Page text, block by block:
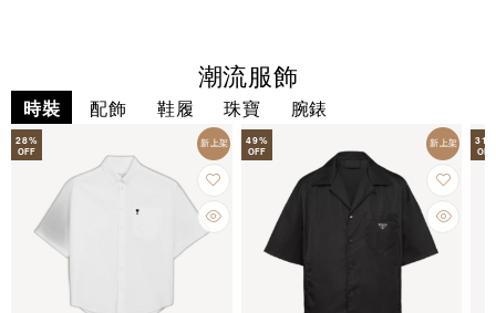
潮流服飾
時裝 配飾 鞋履 珠寶 腕錶
28%
OFF
新上架 49%
OFF
新上架 31
OFF